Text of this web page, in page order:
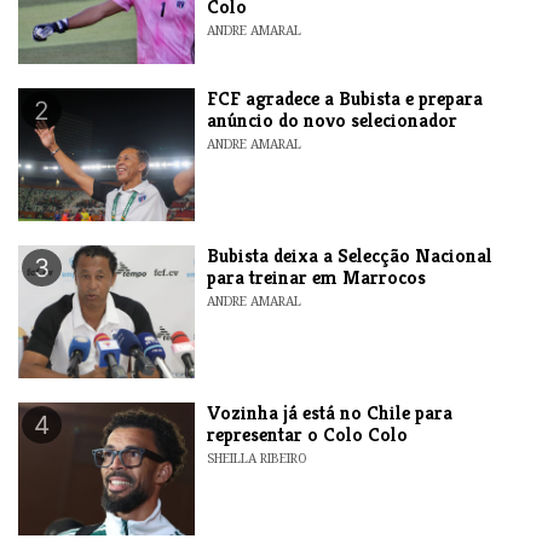
Colo
ANDRE AMARAL
2
FCF agradece a Bubista e prepara
anúncio do novo selecionador
ANDRE AMARAL
3
Bubista deixa a Selecção Nacional
para treinar em Marrocos
ANDRE AMARAL
4
Vozinha já está no Chile para
representar o Colo Colo
SHEILLA RIBEIRO